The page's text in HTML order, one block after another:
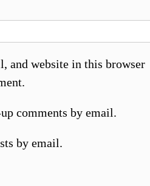
and website in this browser
comments by email.
by email.